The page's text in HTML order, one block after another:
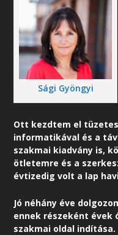
Sági Gyöngyi
Ott kezdtem el
informatikával és a
szakmai kiadvány is,
ötletemre és a
évtizedig volt a lap
Jó néhány éve
ennek részeként évek
szakmai oldal indítása.